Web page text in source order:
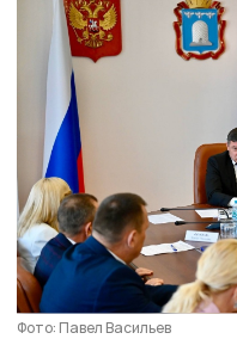
Фото: Павел Васильев